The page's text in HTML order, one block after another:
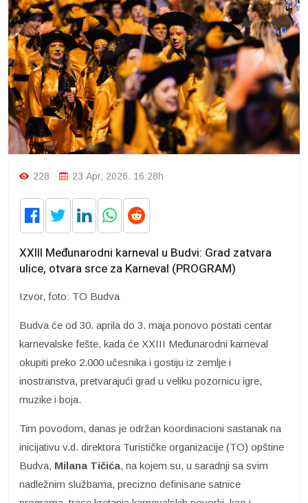
228 23 Apr, 2026. 16:28h
XXIII Međunarodni karneval u Budvi: Grad zatvara
ulice, otvara srce za Karneval (PROGRAM)
Izvor, foto: TO Budva
Budva će od 30. aprila do 3. maja ponovo postati centar
karnevalske fešte, kada će XXIII Međunarodni karneval
okupiti preko 2.000 učesnika i gostiju iz zemlje i
inostranstva, pretvarajući grad u veliku pozornicu igre,
muzike i boja.
Tim povodom, danas je održan koordinacioni sastanak na
inicijativu v.d. direktora Turističke organizacije (TO) opštine
Budva, Milana Tičića, na kojem su, u saradnji sa svim
nadležnim službama, precizno definisane satnice